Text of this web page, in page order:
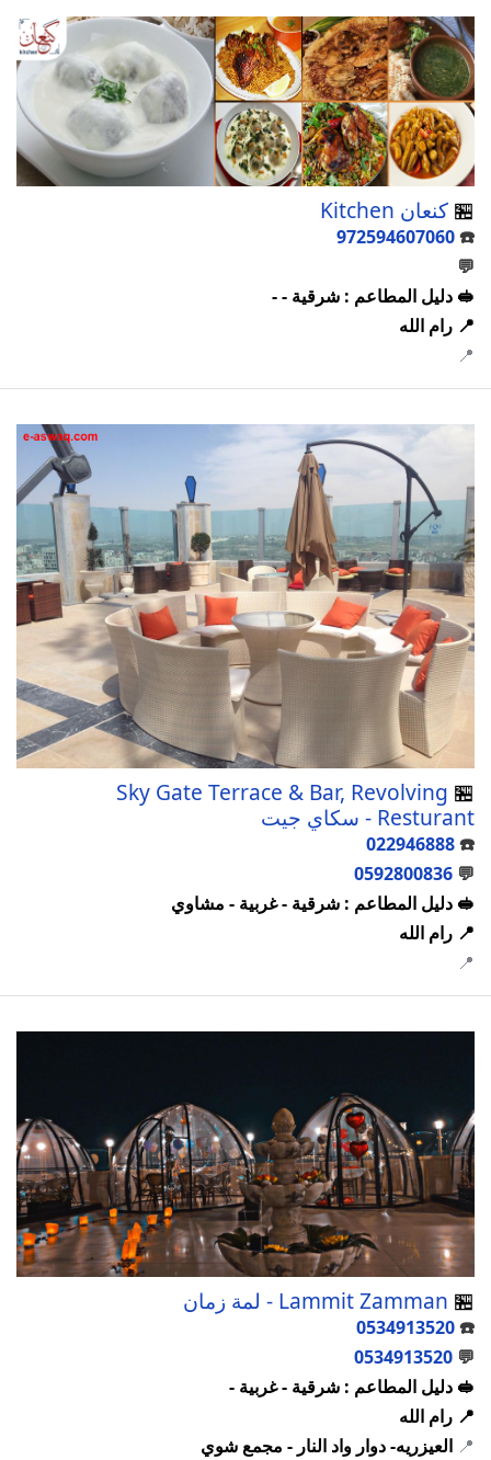
🏪 كنعان Kitchen
☎️
972594607060
💬
🥪 دليل المطاعم : شرقية - -
📍 رام الله
📍
🏪
Sky Gate Terrace & Bar, Revolving
Resturant - سكاي جيت
☎️
022946888
💬
0592800836
🥪 دليل المطاعم : شرقية - غربية - مشاوي
📍 رام الله
📍
🏪 Lammit Zamman - لمة زمان
☎️
0534913520
💬
0534913520
🥪 دليل المطاعم : شرقية - غربية -
📍 رام الله
📍 العيزريه- دوار واد النار - مجمع شوي